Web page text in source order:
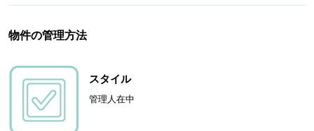
物件の管理方法
スタイル
管理人在中